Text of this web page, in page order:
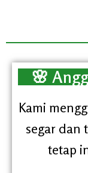
🌸
Kami
segar dan
tetap